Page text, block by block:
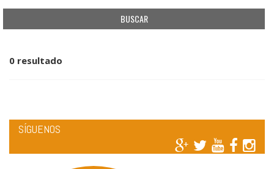
0 resultado
SÍGUENOS